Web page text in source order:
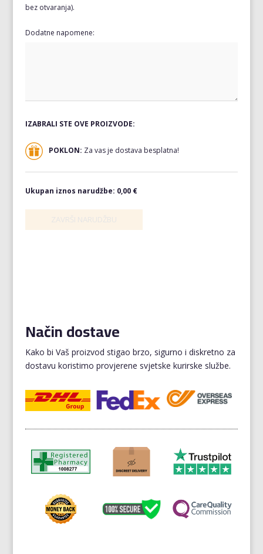
bez otvaranja).
Dodatne napomene:
IZABRALI STE OVE PROIZVODE:
POKLON: Za vas je dostava besplatna!
Ukupan iznos narudžbe: 0,00 €
Način dostave
Kako bi Vaš proizvod stigao brzo, sigurno i diskretno za
dostavu koristimo provjerene svjetske kurirske službe.